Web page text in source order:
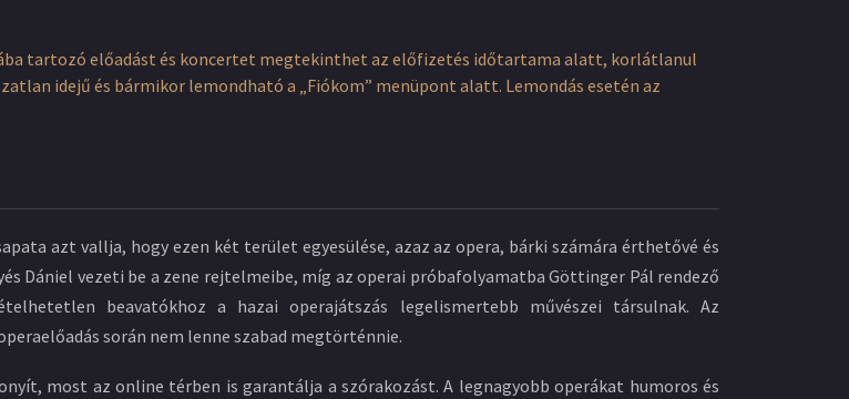
tartozó előadást és koncertet megtekinthet az előfizetés időtartama alatt, korlátlanul
idejű és bármikor lemondható a „Fiókom” menüpont alatt. Lemondás esetén az
azt vallja, hogy ezen két terület egyesülése, azaz az opera, bárki számára érthetővé és
Dániel vezeti be a zene rejtelmeibe, míg az operai próbafolyamatba Göttinger Pál rendező
beavatókhoz a hazai operajátszás legelismertebb művészei társulnak. Az
során nem lenne szabad megtörténnie.
most az online térben is garantálja a szórakozást. A legnagyobb operákat humoros és